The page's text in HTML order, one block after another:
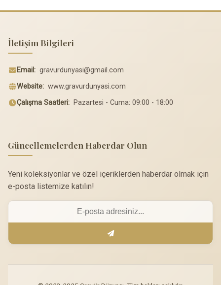
İletişim Bilgileri
Email: gravurdunyasi@gmail.com
Website: www.gravurdunyasi.com
Çalışma Saatleri: Pazartesi - Cuma: 09:00 - 18:00
Güncellemelerden Haberdar Olun
Yeni koleksiyonlar ve özel içeriklerden haberdar olmak için
e-posta listemize katılın!